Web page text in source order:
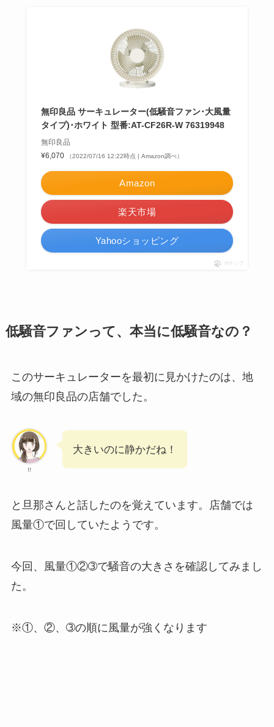
無印良品 サーキュレーター(低騒音ファン･大風量
タイプ)･ホワイト 型番:AT-CF26R-W 76319948
無印良品
¥6,070
（2022/07/16 12:22時点 | Amazon調べ）
Amazon
楽天市場
Yahooショッピング
ポチップ
低騒音ファンって、本当に低騒音なの？
このサーキュレーターを最初に見かけたのは、地
域の無印良品の店舗でした。
!!
大きいのに静かだね！
と旦那さんと話したのを覚えています。店舗では
風量①で回していたようです。
今回、風量①②➂で騒音の大きさを確認してみまし
た。
※①、②、➂の順に風量が強くなります